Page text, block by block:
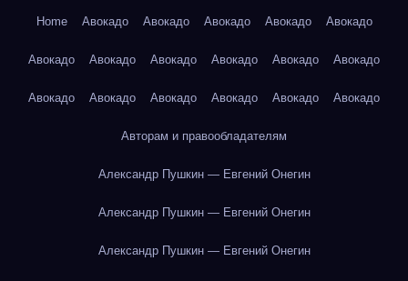
Home Авокадо Авокадо Авокадо Авокадо Авокадо
Авокадо Авокадо Авокадо Авокадо Авокадо Авокадо
Авокадо Авокадо Авокадо Авокадо Авокадо Авокадо
Авторам и правообладателям
Александр Пушкин — Евгений Онегин
Александр Пушкин — Евгений Онегин
Александр Пушкин — Евгений Онегин